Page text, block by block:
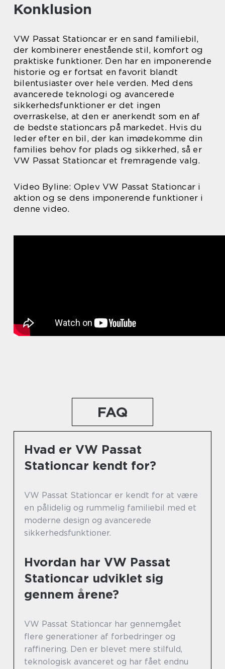
Konklusion
VW Passat Stationcar er en sand familiebil,
der kombinerer enestående stil, komfort og
praktiske funktioner. Den har en imponerende
historie og er fortsat en favorit blandt
bilentusiaster over hele verden. Med dens
avancerede teknologi og avancerede
sikkerhedsfunktioner er det ingen
overraskelse, at den er anerkendt som en af
de bedste stationcars på markedet. Hvis du
leder efter en bil, der kan imødekomme din
families behov for plads og sikkerhed, så er
VW Passat Stationcar et fremragende valg.
Video Byline: Oplev VW Passat Stationcar i
aktion og se dens imponerende funktioner i
denne video.
FAQ
Hvad er VW Passat
Stationcar kendt for?
VW Passat Stationcar er kendt for at være
en pålidelig og rummelig familiebil med et
moderne design og avancerede
sikkerhedsfunktioner.
Hvordan har VW Passat
Stationcar udviklet sig
gennem årene?
VW Passat Stationcar har gennemgået
flere generationer af forbedringer og
raffinering. Den er blevet mere stilfuld,
teknologisk avanceret og har fået endnu